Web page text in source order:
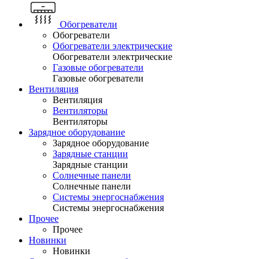
Обогреватели
Обогреватели
Обогреватели электрические
Обогреватели электрические
Газовые обогреватели
Газовые обогреватели
Вентиляция
Вентиляция
Вентиляторы
Вентиляторы
Зарядное оборудование
Зарядное оборудование
Зарядные станции
Зарядные станции
Солнечные панели
Солнечные панели
Системы энергоснабжения
Системы энергоснабжения
Прочее
Прочее
Новинки
Новинки